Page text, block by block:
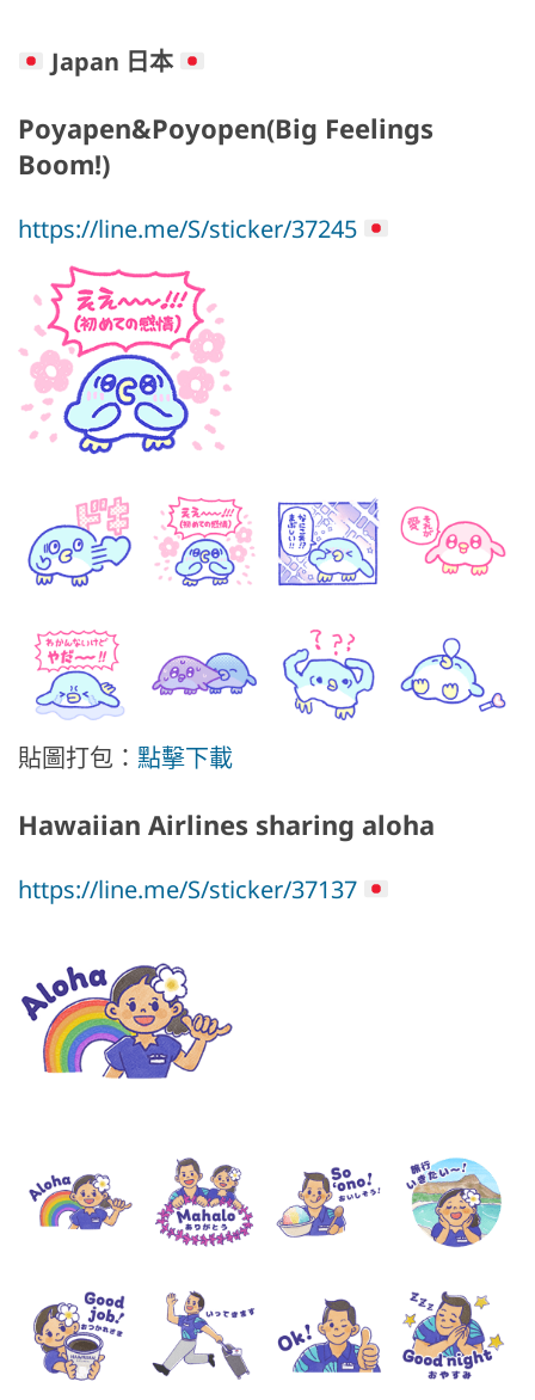
Japan 日本
Poyapen&Poyopen(Big Feelings
Boom!)
https://line.me/S/sticker/37245
貼圖打包： 點擊下載
Hawaiian Airlines sharing aloha
https://line.me/S/sticker/37137